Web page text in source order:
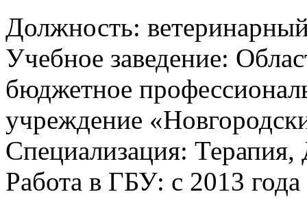
Должность:
Учебное заведение:
бюджетное
учреждение
Специализация: Терапия,
Работа в ГБУ: с 2013 года